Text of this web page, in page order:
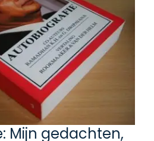
Mijn gedachten,